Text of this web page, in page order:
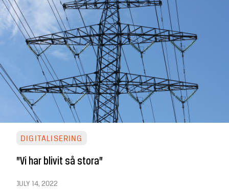
DIGITALISERING
”Vi har blivit så stora”
JULY 14, 2022